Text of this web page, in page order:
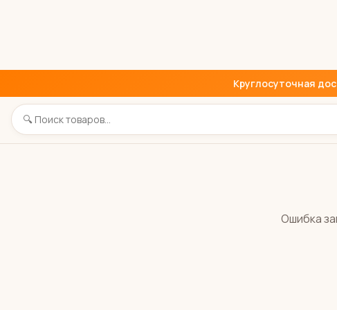
Круглосуточная
Ошибка